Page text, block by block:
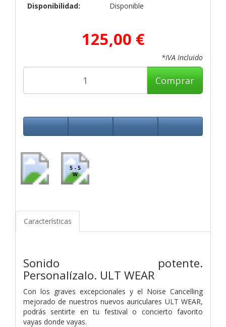
Disponibilidad:
Disponible
125,00 €
*IVA Incluido
Comprar
5 - 5
W
Características
Sonido potente.
Personalízalo. ULT WEAR
Con los graves excepcionales y el Noise Cancelling
mejorado de nuestros nuevos auriculares ULT WEAR,
podrás sentirte en tu festival o concierto favorito
vayas donde vayas.